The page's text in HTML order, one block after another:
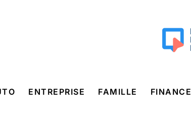
ENTREPRISE FAMILLE FINANCE